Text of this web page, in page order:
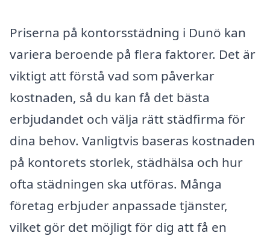
Priserna på kontorsstädning i Dunö kan
variera beroende på flera faktorer. Det är
viktigt att förstå vad som påverkar
kostnaden, så du kan få det bästa
erbjudandet och välja rätt städfirma för
dina behov. Vanligtvis baseras kostnaden
på kontorets storlek, städhälsa och hur
ofta städningen ska utföras. Många
företag erbjuder anpassade tjänster,
vilket gör det möjligt för dig att få en